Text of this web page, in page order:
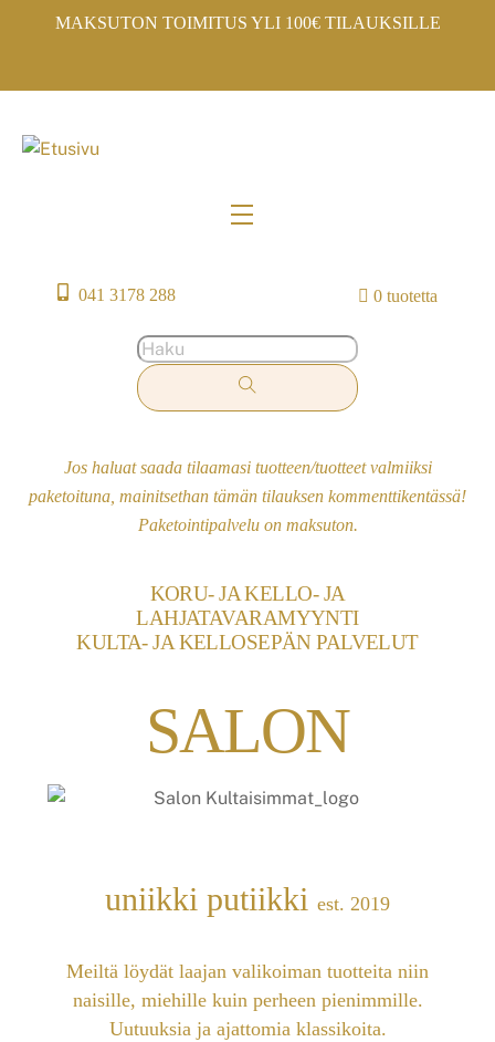
MAKSUTON TOIMITUS YLI 100€ TILAUKSILLE
Menu
041 3178 288 0 tuotetta
Jos haluat saada tilaamasi tuotteen/tuotteet valmiiksi
paketoituna, mainitsethan tämän tilauksen kommenttikentässä!
Paketointipalvelu on maksuton.
KORU- JA KELLO- JA
LAHJATAVARAMYYNTI
KULTA- JA KELLOSEPÄN PALVELUT
SALON
uniikki putiikki est. 2019
Meiltä löydät laajan valikoiman tuotteita niin
naisille, miehille kuin perheen pienimmille.
Uutuuksia ja ajattomia klassikoita.